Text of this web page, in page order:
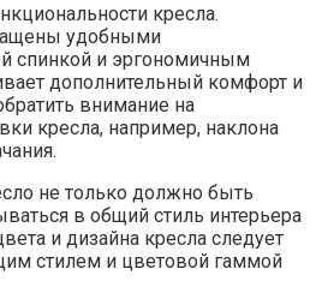
кресла.
удобными
спинкой и эргономичным
дополнительный комфорт и
внимание на
кресла, например, наклона
не только должно быть
в общий стиль интерьера
и дизайна кресла следует
стилем и цветовой гаммой